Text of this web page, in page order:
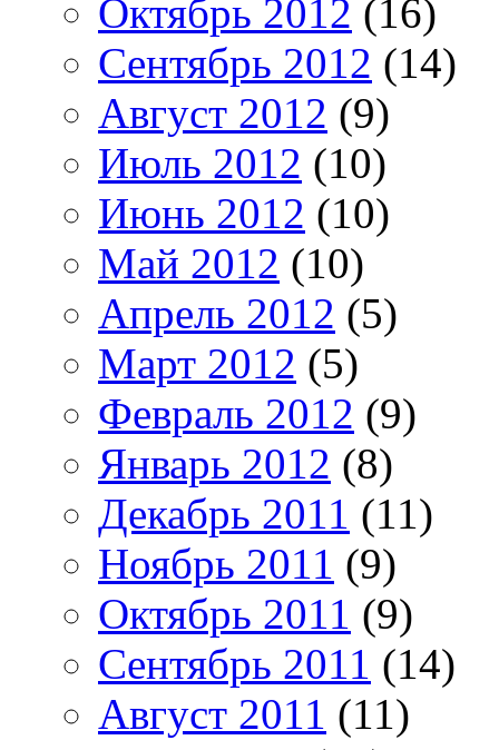
Октябрь 2012 (16)
Сентябрь 2012 (14)
Август 2012 (9)
Июль 2012 (10)
Июнь 2012 (10)
Май 2012 (10)
Апрель 2012 (5)
Март 2012 (5)
Февраль 2012 (9)
Январь 2012 (8)
Декабрь 2011 (11)
Ноябрь 2011 (9)
Октябрь 2011 (9)
Сентябрь 2011 (14)
Август 2011 (11)